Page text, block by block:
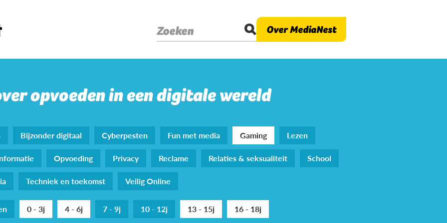
Zoeken Over MediaNest
opvoeden in een digitale wereld
Bijzonder digitaal Cyberpesten Fun met media Gaming
Lezen
Opvoeding Privacy Reclame Relaties & seksualiteit
School
Techniek en toekomst Veilig Online
0 - 3j 4 - 6j 7 - 9j 10 - 12j 13 - 15j 16 - 18j